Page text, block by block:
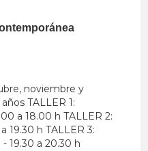
noviembre y
TALLER 1:
a 18.00 h TALLER 2:
19.30 h TALLER 3:
19.30 a 20.30 h